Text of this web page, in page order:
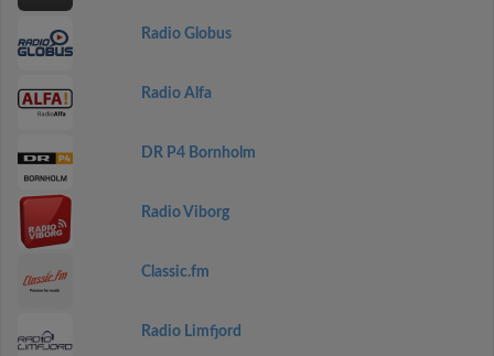
Radio Globus
Radio Alfa
DR P4 Bornholm
Radio Viborg
Classic.fm
Radio Limfjord